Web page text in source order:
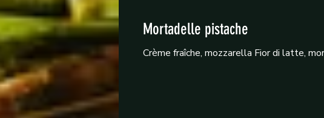
Mortadelle pistache
Crème fraîche, mozzarella Fior di latte,